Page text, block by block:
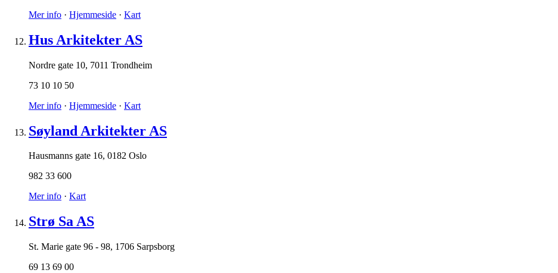
Mer info · Hjemmeside · Kart
Hus Arkitekter AS
Nordre gate 10, 7011 Trondheim
73 10 10 50
Mer info · Hjemmeside · Kart
Søyland Arkitekter AS
Hausmanns gate 16, 0182 Oslo
982 33 600
Mer info · Kart
Strø Sa AS
St. Marie gate 96 - 98, 1706 Sarpsborg
69 13 69 00